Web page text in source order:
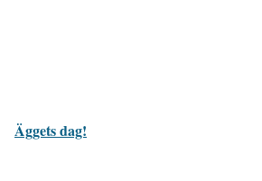
Äggets dag!